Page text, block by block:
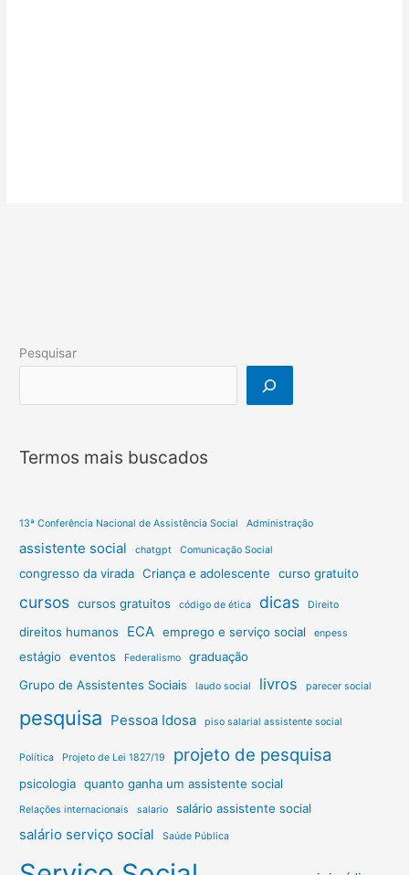
Pesquisar
Termos mais buscados
13ª Conferência Nacional de Assistência Social Administração
assistente social chatgpt Comunicação Social
congresso da virada Criança e adolescente curso gratuito
cursos cursos gratuitos código de ética dicas Direito
direitos humanos ECA emprego e serviço social enpess
estágio eventos Federalismo
graduação
Grupo de Assistentes Sociais
laudo social livros parecer social
pesquisa Pessoa Idosa piso salarial assistente social
Política Projeto de Lei 1827/19 projeto de pesquisa
psicologia quanto ganha um assistente social
Relações internacionais salario salário assistente social
salário serviço social Saúde Pública